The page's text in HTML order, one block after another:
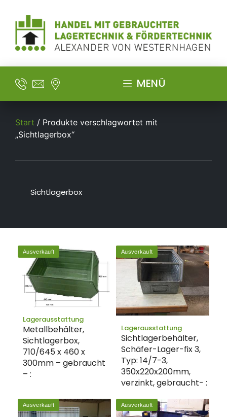
MENÜ
Start / Produkte verschlagwortet mit
„Sichtlagerbox“
Sichtlagerbox
Ausverkauft
Lagerausstattung
Metallbehälter,
Sichtlagerbox,
710/645 x 460 x
300mm – gebraucht
– :
Ausverkauft
Lagerausstattung
Sichtlagerbehälter,
Schäfer-Lager-fix 3,
Typ: 14/7-3,
350x220x200mm,
verzinkt, gebraucht- :
Ausverkauft Ausverkauft